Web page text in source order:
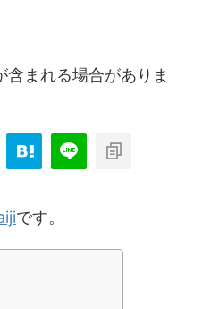
まれる場合がありま
です。